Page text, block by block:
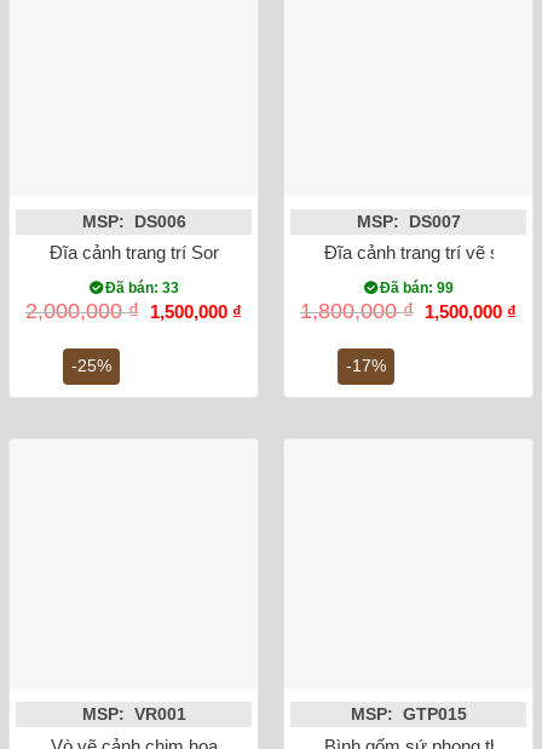
-25%
MSP: DS006
Đĩa cảnh trang trí Song Long phi 38cm
Đã bán: 33
2,000,000₫
Giá
gốc
1,500,000 ₫
1,500,000 ₫.
-17%
MSP: DS007
Đĩa cảnh trang trí vẽ sen
Đã bán: 99
1,800,000₫
Giá
gốc
1,500,000 ₫
MSP: VR001 MSP: GTP015